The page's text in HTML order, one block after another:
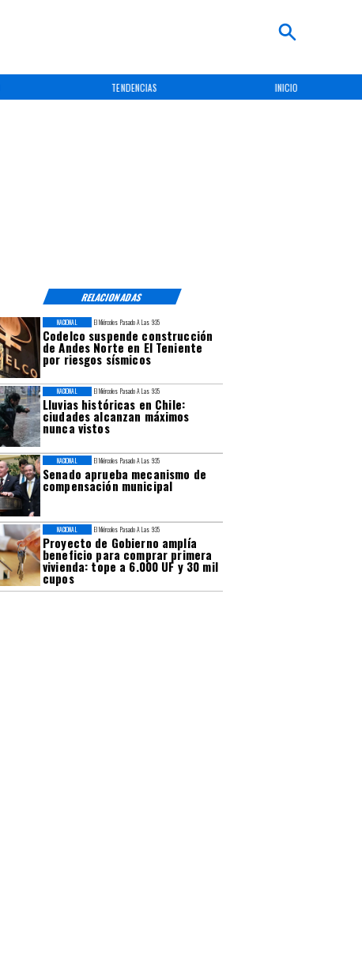
TENDENCIAS INICIO
RELACIONADAS
El Miércoles Pasado A Las 9:35
Codelco suspende construcción
de Andes Norte en El Teniente
por riesgos sísmicos
NACIONAL
El Miércoles Pasado A Las 9:35
Lluvias históricas en Chile:
ciudades alcanzan máximos
nunca vistos
NACIONAL
El Miércoles Pasado A Las 9:35
Senado aprueba mecanismo de
compensación municipal
NACIONAL
El Miércoles Pasado A Las 9:35
Proyecto de Gobierno amplía
beneficio para comprar primera
vivienda: tope a 6.000 UF y 30 mil
cupos
NACIONAL